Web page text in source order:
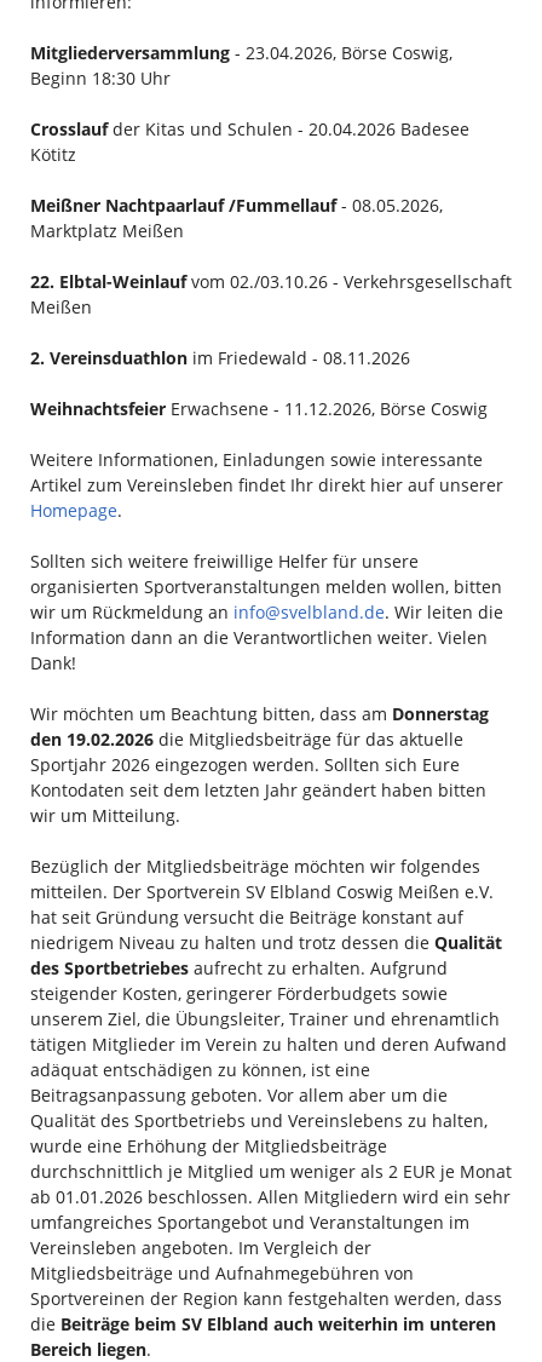
Mitgliederversammlung- 23.04.2026, Börse Coswig,
Beginn 18:30 Uhr
Crosslaufder Kitas und Schulen - 20.04.2026 Badesee
Kötitz
Meißner Nachtpaarlauf /Fummellauf- 08.05.2026,
Marktplatz Meißen
22. Elbtal-Weinlaufvom 02./03.10.26 - Verkehrsgesellschaft
Meißen
2. Vereinsduathlonim Friedewald - 08.11.2026
WeihnachtsfeierErwachsene - 11.12.2026, Börse Coswig
Weitere Informationen, Einladungen sowie interessante
Artikel zum Vereinsleben findet Ihr direkt hier auf unserer
Homepage.
Sollten sich weitere freiwillige Helfer für unsere
organisierten Sportveranstaltungen melden wollen, bitten
wir um Rückmeldung an info@svelbland.de. Wir leiten die
Information dann an die Verantwortlichen weiter. Vielen
Dank!
Wir möchten um Beachtung bitten, dass am Donnerstag
den 19.02.2026die Mitgliedsbeiträge für das aktuelle
Sportjahr 2026 eingezogen werden. Sollten sich Eure
Kontodaten seit dem letzten Jahr geändert haben bitten
wir um Mitteilung.
Bezüglich der Mitgliedsbeiträge möchten wir folgendes
mitteilen. Der Sportverein SV Elbland Coswig Meißen e.V.
hat seit Gründung versucht die Beiträge konstant auf
niedrigem Niveau zu halten und trotz dessen die Qualität
des Sportbetriebesaufrecht zu erhalten. Aufgrund
steigender Kosten, geringerer Förderbudgets sowie
unserem Ziel, die Übungsleiter, Trainer und ehrenamtlich
tätigen Mitglieder im Verein zu halten und deren Aufwand
adäquat entschädigen zu können, ist eine
Beitragsanpassung geboten. Vor allem aber um die
Qualität des Sportbetriebs und Vereinslebens zu halten,
wurde eine Erhöhung der Mitgliedsbeiträge
durchschnittlich je Mitglied um weniger als 2 EUR je Monat
ab 01.01.2026 beschlossen. Allen Mitgliedern wird ein sehr
umfangreiches Sportangebot und Veranstaltungen im
Vereinsleben angeboten. Im Vergleich der
Mitgliedsbeiträge und Aufnahmegebühren von
Sportvereinen der Region kann festgehalten werden, dass
die Beiträge beim SV Elbland auch weiterhin im unteren
Bereich liegen.